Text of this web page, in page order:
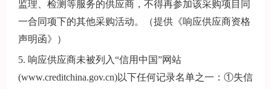
监理、检测等服务的供应商，不得再参加该采购项目同
一合同项下的其他采购活动。（提供《响应供应商资格
声明函》）
5. 响应供应商未被列入“信用中国”网站
(www.creditchina.gov.cn)以下任何记录名单之一：①失信